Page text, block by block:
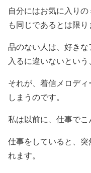
自分にはお気に入り
も同じであるとは限り
品のない人は、好き
入るに違いないという
それが、着信メロデ
しまうのです。
私は以前に、仕事でこ
仕事をしていると、
れます。